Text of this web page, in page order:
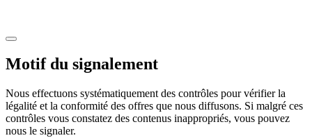
Motif du signalement
Nous effectuons systématiquement des contrôles pour vérifier la
légalité et la conformité des offres que nous diffusons. Si malgré ces
contrôles vous constatez des contenus inappropriés, vous pouvez
nous le signaler.